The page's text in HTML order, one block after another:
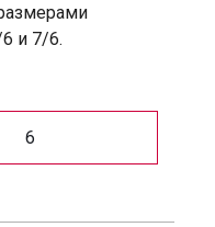
и 7/6.
6